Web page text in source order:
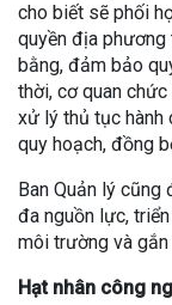
cho biết sẽ phối
quyền địa
bằng, đảm bảo
thời, cơ quan chức
xử lý thủ tục hành
quy hoạch, đồng
Ban Quản lý
đa nguồn lực,
môi trường và
Hạt nhân công